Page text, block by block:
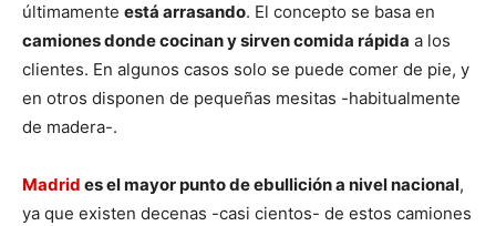
últimamente está arrasando. El concepto se basa en
camiones donde cocinan y sirven comida rápida a los
clientes. En algunos casos solo se puede comer de pie, y
en otros disponen de pequeñas mesitas -habitualmente
de madera-.
Madrid es el mayor punto de ebullición a nivel nacional,
ya que existen decenas -casi cientos- de estos camiones